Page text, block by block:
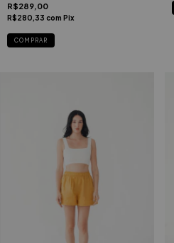
R$289,00
R$280,33 com Pix
COMPRAR